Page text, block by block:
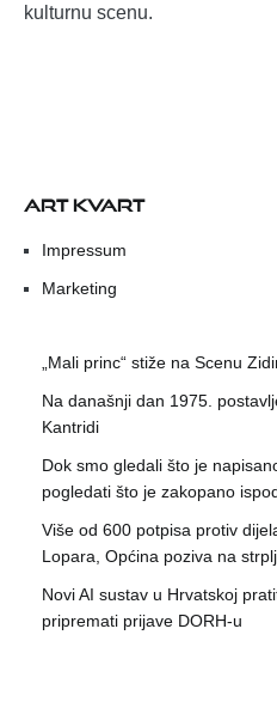
kulturnu scenu.
ART KVART
Impressum
Marketing
„Mali princ“ stiže na Scenu
Na današnji dan 1975.
Kantridi
Dok smo gledali što je
pogledati što je zakopano
Više od 600 potpisa protiv
Lopara, Općina poziva na
Novi AI sustav u Hrvatskoj
pripremati prijave DORH-u